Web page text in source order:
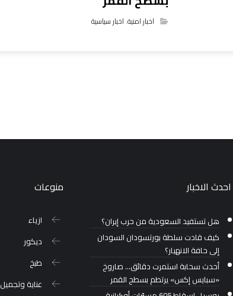
اخبار امنية,اخبار سياسية
احدث الاخبار
هل تستفيد السعودية من حرب إيران؟
كيف قادت سلطة بورتسودان السودان
إلى حافة الانهيار؟
أحدث سحابة استمرت دقائق… صاروخ
«سبايس إكس» يرتطم بسطح القمر
منوعات
ازياء
ديكور
طبخ
عناية وتجميل